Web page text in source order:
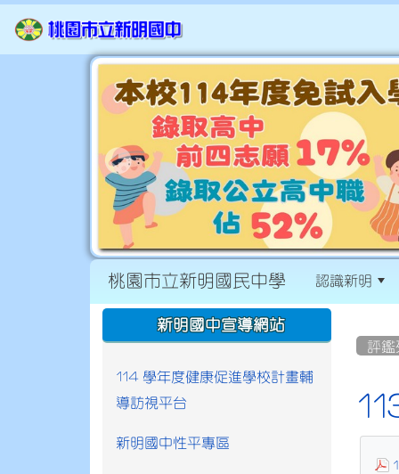
桃園市立新明國民中學 認識新明
評鑑
:::
新明國中宣導網站
114 學年度健康促進學校計畫輔
導訪視平台
新明國中性平專區